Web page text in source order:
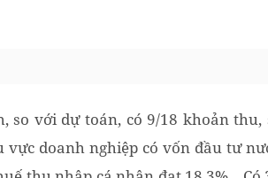
so với dự toán, có 9/18 khoản
doanh nghiệp có vốn đầu tư